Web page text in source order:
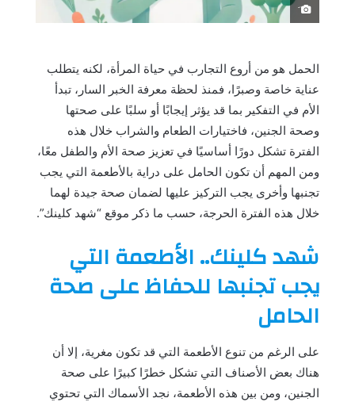
َ
الحمل هو من أروع التجارب في حياة المرأة، لكنه يتطلب
عناية خاصة وصبرًا، فمنذ لحظة معرفة الخبر السار، تبدأ
الأم في التفكير بما قد يؤثر إيجابًا أو سلبًا على صحتها
وصحة الجنين، فاختيارات الطعام والشراب خلال هذه
الفترة تشكل دورًا أساسيًا في تعزيز صحة الأم والطفل معًا،
ومن المهم أن تكون الحامل على دراية بالأطعمة التي يجب
تجنبها وأخرى يجب التركيز عليها لضمان صحة جيدة لهما
خلال هذه الفترة الحرجة، حسب ما ذكر موقع “شهد كلينك”.
شهد كلينك.. الأطعمة التي
يجب تجنبها للحفاظ على صحة
الحامل
على الرغم من تنوع الأطعمة التي قد تكون مغرية، إلا أن
هناك بعض الأصناف التي تشكل خطرًا كبيرًا على صحة
الجنين، ومن بين هذه الأطعمة، نجد الأسماك التي تحتوي